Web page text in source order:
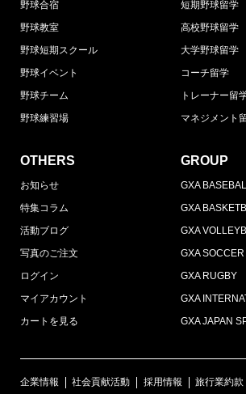
野球合宿
野球教室
野球短期スクール
野球イベント
野球チーム
野球練習場
短期野球留学
高校野球留学
大学野球留学
コーチ留学
トレーナー留
マネジメント
OTHERS
お知らせ
特集コラム
活動ブログ
写真のご注文
ログイン
マイアカウント
カートを見る
GROUP
GXA
GXA
GXA
GXA SOCCER
GXA RUGBY
GXA
GXA JAPAN
企業情報 社会貢献活動 採用情報
旅行業約款